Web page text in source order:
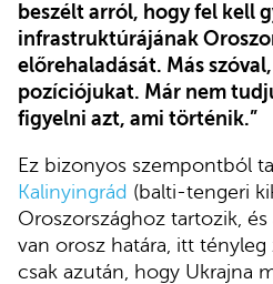
beszélt arról, hogy fel kell
infrastruktúrájának
előrehaladását. Más
pozíciójukat. Már nem
figyelni azt, ami történik.”
Ez bizonyos szempontból
Kalinyingrád (balti-tengeri
Oroszországhoz tartozik,
van orosz határa, itt
csak azután, hogy Ukrajna